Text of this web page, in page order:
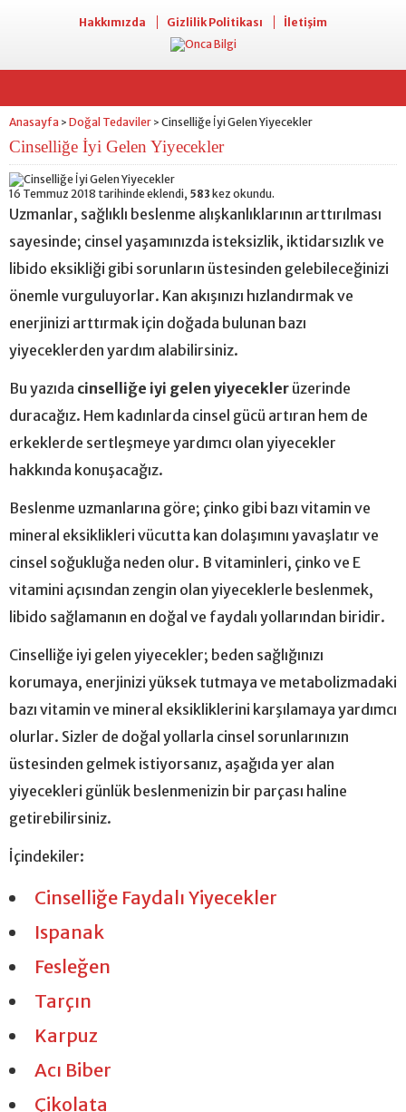
Hakkımızda Gizlilik Politikası İletişim
Anasayfa > Doğal Tedaviler > Cinselliğe İyi Gelen Yiyecekler
Cinselliğe İyi Gelen Yiyecekler
16 Temmuz 2018 tarihinde eklendi, 583 kez okundu.
Uzmanlar, sağlıklı beslenme alışkanlıklarının arttırılması
sayesinde; cinsel yaşamınızda isteksizlik, iktidarsızlık ve
libido eksikliği gibi sorunların üstesinden gelebileceğinizi
önemle vurguluyorlar. Kan akışınızı hızlandırmak ve
enerjinizi arttırmak için doğada bulunan bazı
yiyeceklerden yardım alabilirsiniz.
Bu yazıda cinselliğe iyi gelen yiyecekler üzerinde
duracağız. Hem kadınlarda cinsel gücü artıran hem de
erkeklerde sertleşmeye yardımcı olan yiyecekler
hakkında konuşacağız.
Beslenme uzmanlarına göre; çinko gibi bazı vitamin ve
mineral eksiklikleri vücutta kan dolaşımını yavaşlatır ve
cinsel soğukluğa neden olur. B vitaminleri, çinko ve E
vitamini açısından zengin olan yiyeceklerle beslenmek,
libido sağlamanın en doğal ve faydalı yollarından biridir.
Cinselliğe iyi gelen yiyecekler; beden sağlığınızı
korumaya, enerjinizi yüksek tutmaya ve metabolizmadaki
bazı vitamin ve mineral eksikliklerini karşılamaya yardımcı
olurlar. Sizler de doğal yollarla cinsel sorunlarınızın
üstesinden gelmek istiyorsanız, aşağıda yer alan
yiyecekleri günlük beslenmenizin bir parçası haline
getirebilirsiniz.
İçindekiler:
Cinselliğe Faydalı Yiyecekler
Ispanak
Fesleğen
Tarçın
Karpuz
Acı Biber
Çikolata